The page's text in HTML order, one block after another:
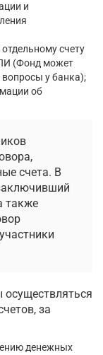
и
счету
(Фонд может
вопросы у банка);
об
счета. В
также
за
денежных